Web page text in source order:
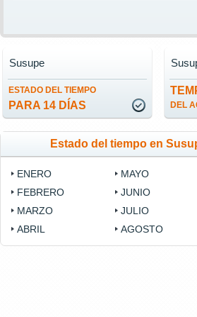
ESTADO DEL TIEMPO
PARA 14 DÍAS
Susupe
DEL
Estado del tiempo en
ENERO
FEBRERO
MARZO
ABRIL
MAYO
JUNIO
JULIO
AGOSTO